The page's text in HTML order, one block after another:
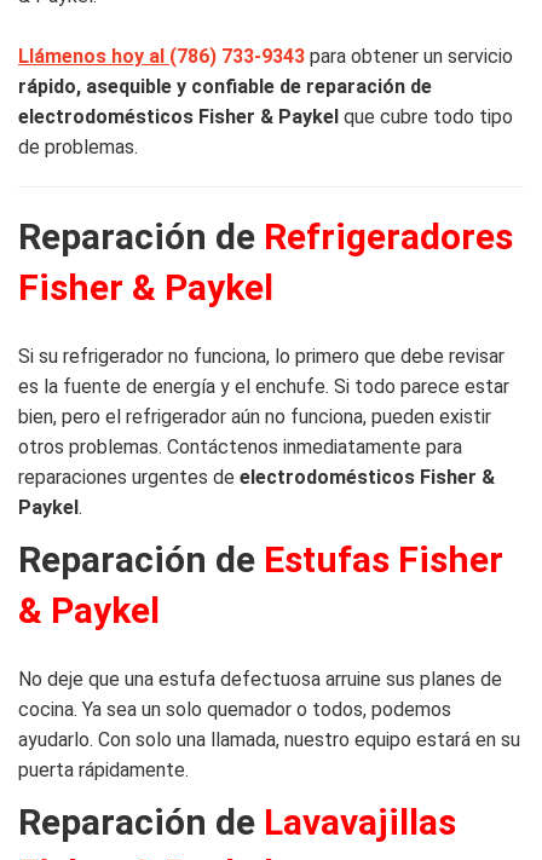
Llámenos hoy al (786) 733-9343 para obtener un servicio
rápido, asequible y confiable de reparación de
electrodomésticos Fisher & Paykel que cubre todo tipo
de problemas.
Reparación de Refrigeradores
Fisher & Paykel
Si su refrigerador no funciona, lo primero que debe revisar
es la fuente de energía y el enchufe. Si todo parece estar
bien, pero el refrigerador aún no funciona, pueden existir
otros problemas. Contáctenos inmediatamente para
reparaciones urgentes de electrodomésticos Fisher &
Paykel .
Reparación de Estufas Fisher
& Paykel
No deje que una estufa defectuosa arruine sus planes de
cocina. Ya sea un solo quemador o todos, podemos
ayudarlo. Con solo una llamada, nuestro equipo estará en su
puerta rápidamente.
Reparación de Lavavajillas